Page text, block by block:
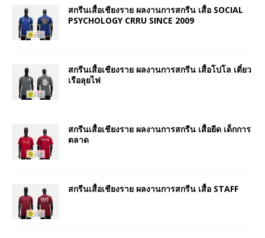
สกรีนเสื้อเชียงราย ผลงานการสกรีน เสื้อ SOCIAL
PSYCHOLOGY CRRU SINCE 2009
สกรีนเสื้อเชียงราย ผลงานการสกรีน เสื้อโปโล เตี๋ยว
เรือลุยไฟ
สกรีนเสื้อเชียงราย ผลงานการสกรีน เสื้อยืด เด็กการ
ตลาด
สกรีนเสื้อเชียงราย ผลงานการสกรีน เสื้อ STAFF